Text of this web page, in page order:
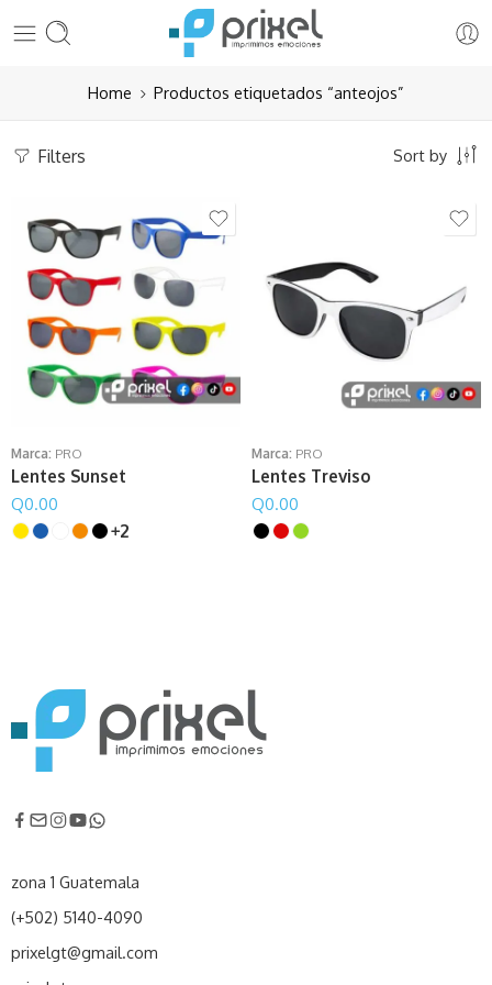
Home Productos etiquetados “anteojos”
Filters Sort by
Marca: PRO
Lentes Sunset
Q0.00
2
Marca: PRO
Lentes Treviso
Q0.00
zona 1 Guatemala
(+502) 5140-4090
prixelgt@gmail.com